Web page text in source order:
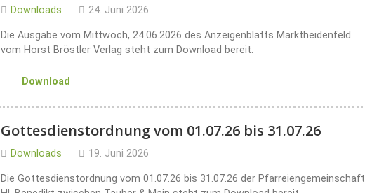
Downloads 24. Juni 2026
Die Ausgabe vom Mittwoch, 24.06.2026 des Anzeigenblatts Marktheidenfeld
vom Horst Bröstler Verlag steht zum Download bereit.
Download
Gottesdienstordnung vom 01.07.26 bis 31.07.26
Downloads 19. Juni 2026
Die Gottesdienstordnung vom 01.07.26 bis 31.07.26 der Pfarreiengemeinschaft